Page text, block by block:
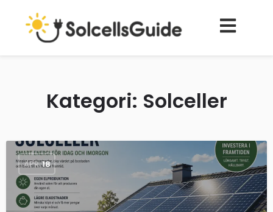
Kategori: Solceller
APR 18